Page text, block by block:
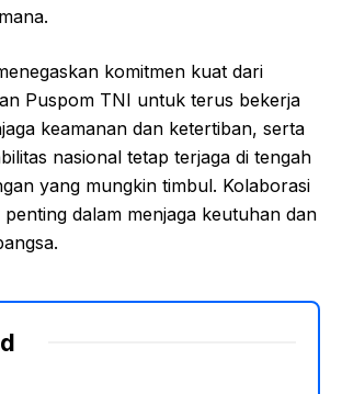
komitmen kuat dari
Puspom TNI untuk terus bekerja
keamanan dan ketertiban, serta
nasional tetap terjaga di tengah
yang mungkin timbul. Kolaborasi
penting dalam menjaga keutuhan dan